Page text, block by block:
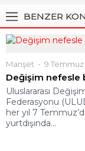
BENZER
Manşet 9 Temmuz
Değişim nefesle
Uluslararası
Federasyonu
her yıl 7
yurtdışında...